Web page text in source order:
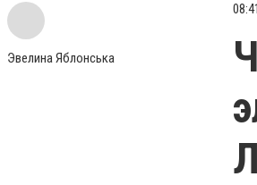
Эвелина Яблонська